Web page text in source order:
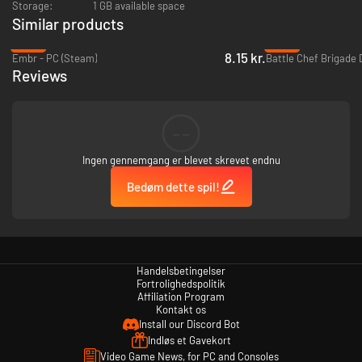
Storage:
1 GB available space
Similar products
Embr - PC (Steam)
8.15 kr.
Reviews
Ingen gennemgang er blevet skrevet endnu
Bedøm dette spil!
Handelsbetingelser
Fortrolighedspolitik
Affiliation Program
Kontakt os
Install our Discord Bot
Indløs et Gavekort
Video Game News, for PC and Consoles